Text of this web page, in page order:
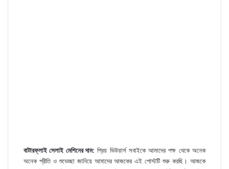
বাটারফ্লাই সেলাই মেশিনের দাম: প্রিয় ভিউয়ার্স সবাইকে আমাদের পক্ষ থেকে অনেক
অনেক প্রীতি ও শুভেচ্ছা জানিয়ে আমাদের আজকের এই পোস্টটি শুরু করছি। আজকে